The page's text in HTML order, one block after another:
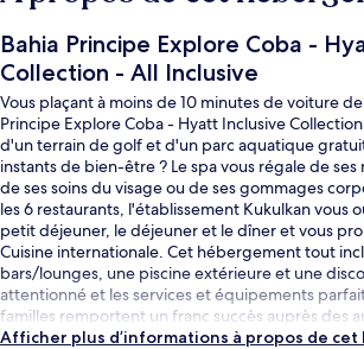
Bahia Principe Explore Coba -
Collection - All Inclusive
Vous plaçant à moins de 10 minutes de voiture
Principe Explore Coba - Hyatt Inclusive
d'un terrain de golf et d'un parc aquatique
instants de bien-être ? Le spa vous régale de ses
de ses soins du visage ou de ses gommages
les 6 restaurants, l'établissement Kukulkan vous
petit déjeuner, le déjeuner et le dîner et vous
Cuisine internationale. Cet hébergement tout
bars/lounges, une piscine extérieure et une
attentionné et les services et équipements
familles remportent un franc succès auprès des
Afficher plus d’informations à propos de